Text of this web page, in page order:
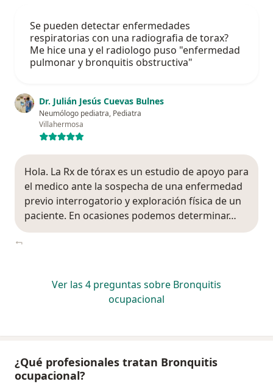
Se pueden detectar enfermedades
respiratorias con una radiografia de torax?
Me hice una y el radiologo puso "enfermedad
pulmonar y bronquitis obstructiva"
Dr. Julián Jesús Cuevas Bulnes
Neumólogo pediatra, Pediatra
Villahermosa
Hola. La Rx de tórax es un estudio de apoyo para
el medico ante la sospecha de una enfermedad
previo interrogatorio y exploración física de un
paciente. En ocasiones podemos determinar…
Ver las 4 preguntas sobre Bronquitis
ocupacional
¿Qué profesionales tratan Bronquitis
ocupacional?